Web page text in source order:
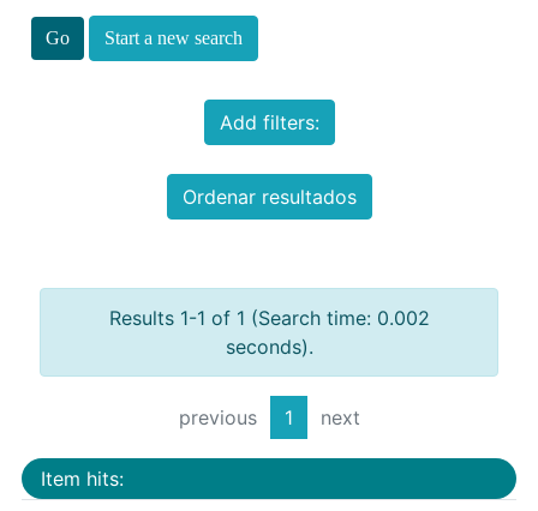
Start a new search
Add filters:
Ordenar resultados
Results 1-1 of 1 (Search time: 0.002
seconds).
previous 1 next
Item hits: